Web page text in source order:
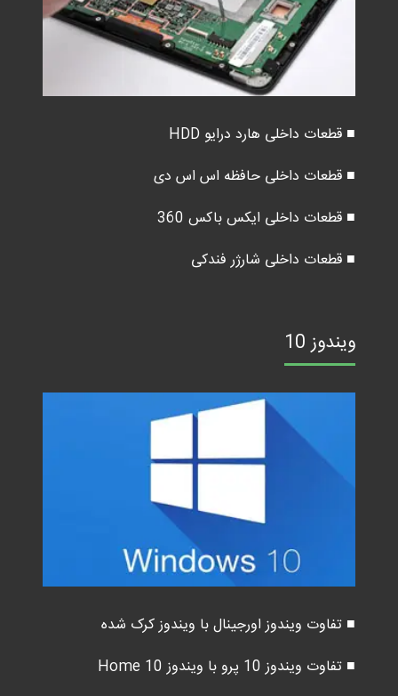
■ قطعات داخلی هارد درایو HDD
■ قطعات داخلی حافظه اس اس دی
■ قطعات داخلی ایکس باکس 360
■ قطعات داخلی شارژر فندکی
ویندوز 10
■ تفاوت ویندوز اورجینال با ویندوز کرک شده
■ تفاوت ویندوز 10 پرو با ویندوز 10 Home